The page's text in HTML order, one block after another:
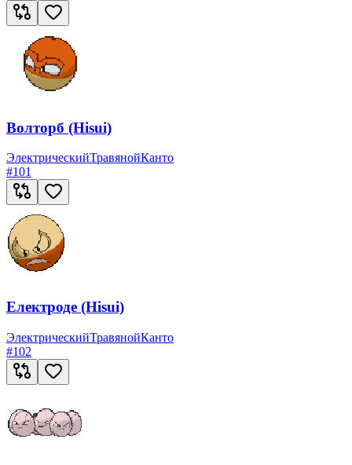
Волторб (Hisui)
ЭлектрическийТравянойКанто
#101
Електроде (Hisui)
ЭлектрическийТравянойКанто
#102